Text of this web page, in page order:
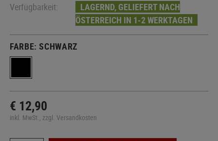
Verfügbarkeit:
LAGERND, GELIEFERT NACH
ÖSTERREICH IN 1-2 WERKTAGEN
FARBE:SCHWARZ
€ 12,90
inkl. MwSt., zzgl. Versandkosten